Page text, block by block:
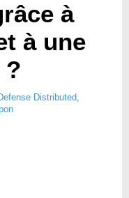
à
à une
?
Distributed,